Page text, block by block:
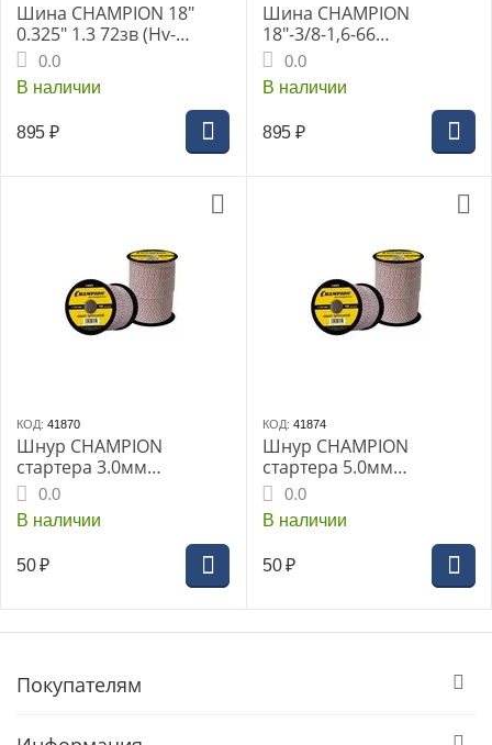
Шина CHAMPION 18"
0.325" 1.3 72зв (Hv-
137.142.55.340.345.350.3
53.357.359.455,Champion
255) 180MPBK09
0.0
В наличии
895 ₽
Шина CHAMPION
18"-3/8-1,6-66
(St361,362,461,661
183SLHD025),
CHAMPION, 952921
0.0
В наличии
895 ₽
КОД: 41870
Шнур CHAMPION
стартера 3.0мм
(бухта100м) C6001
0.0
В наличии
50 ₽
КОД: 41874
Шнур CHAMPION
стартера 5.0мм
(бухта100м) C6005
0.0
В наличии
50 ₽
Покупателям